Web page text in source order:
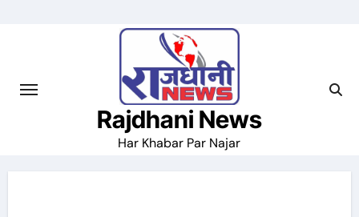
Rajdhani News
Har Khabar Par Najar